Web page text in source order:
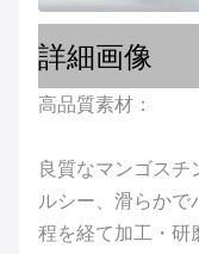
詳細画像
高品質素材：
良質なマンゴスチ
ルシー、滑らかで
程を経て加工・研